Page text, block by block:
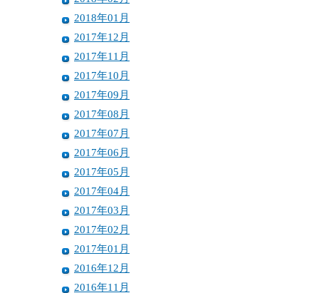
2018年01月
2017年12月
2017年11月
2017年10月
2017年09月
2017年08月
2017年07月
2017年06月
2017年05月
2017年04月
2017年03月
2017年02月
2017年01月
2016年12月
2016年11月